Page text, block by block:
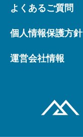
よくあるご質問
個人情報保護方針
運営会社情報